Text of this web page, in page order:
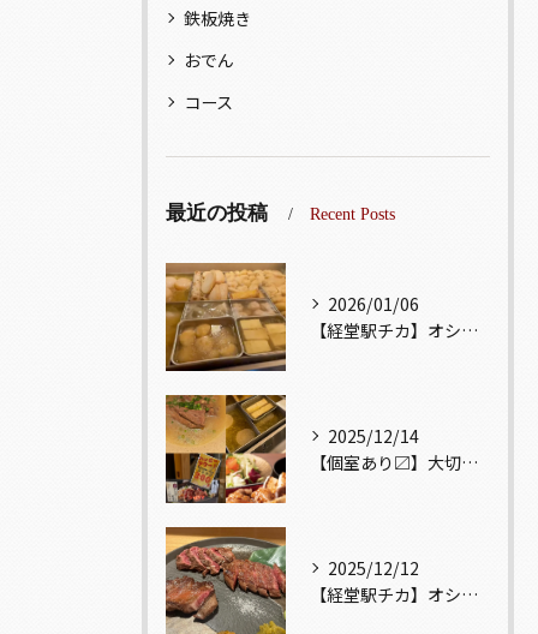
鉄板焼き
おでん
コース
最近の投稿 Recent Posts
2026/01/06
【経堂駅チカ】オシャレ居酒屋🏮出汁が美味しいおでんがオススメ...
2025/12/14
【個室あり〼】大切な記念日、お祝い事でのご来店ぜひお待ちして...
2025/12/12
【経堂駅チカ】オシャレ居酒屋🏮自慢のお肉が楽しめる🐃お得なコ...